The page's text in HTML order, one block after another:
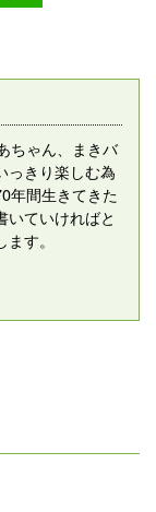
ちゃん、まきバ
っきり楽しむ為
年間生きてきた
いていければと
す。